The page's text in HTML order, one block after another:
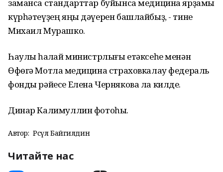
заманса стандарттар буйынса медицина ярҙамы
күрһәтеүҙең яңы дәүерен башлайбыҙ, - тине
Михаил Мурашко.
Һаулыҡ һаҡлай министрлығы етәксеһе менән
Өфөгә Мотлаҡ медицина страховкалау федераль
фонды рәйесе Елена Чернякова ла килде.
Динар Калимуллин фотоһы.
Автор: Рәсүл Байгилдин
Читайте нас